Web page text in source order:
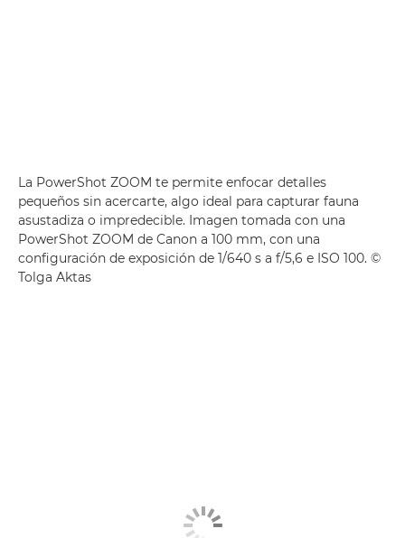
La PowerShot ZOOM te permite enfocar detalles
pequeños sin acercarte, algo ideal para capturar fauna
asustadiza o impredecible. Imagen tomada con una
PowerShot ZOOM de Canon a 100 mm, con una
configuración de exposición de 1/640 s a f/5,6 e ISO 100. ©
Tolga Aktas